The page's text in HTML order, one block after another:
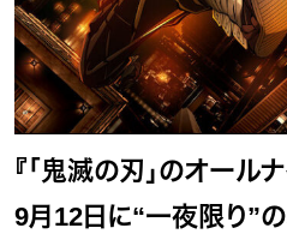
『「鬼滅の刃」のオール
9月12日に“一夜限り”の